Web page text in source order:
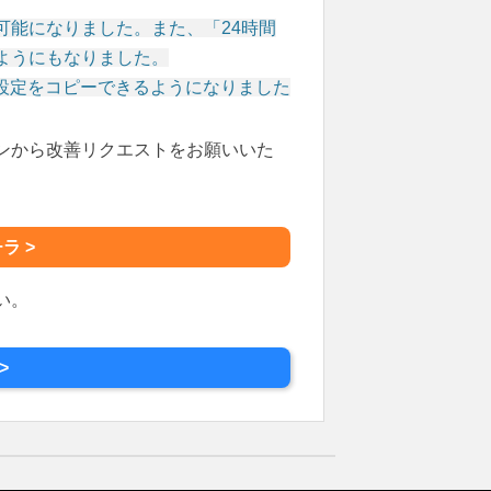
能になりました。また、「24時間
にもなりました。
をコピーできるようになりました
から改善リクエストをお願いいた
>